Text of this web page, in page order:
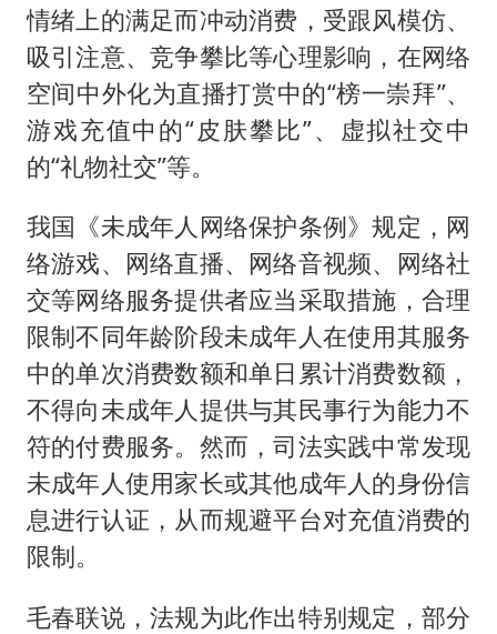
情绪上的满足而冲动消费，受跟风模仿、
吸引注意、竞争攀比等心理影响，在网络
空间中外化为直播打赏中的“榜一崇拜”、
游戏充值中的“皮肤攀比”、虚拟社交中
的“礼物社交”等。
我国《未成年人网络保护条例》规定，网
络游戏、网络直播、网络音视频、网络社
交等网络服务提供者应当采取措施，合理
限制不同年龄阶段未成年人在使用其服务
中的单次消费数额和单日累计消费数额，
不得向未成年人提供与其民事行为能力不
符的付费服务。然而，司法实践中常发现
未成年人使用家长或其他成年人的身份信
息进行认证，从而规避平台对充值消费的
限制。
毛春联说，法规为此作出特别规定，部分